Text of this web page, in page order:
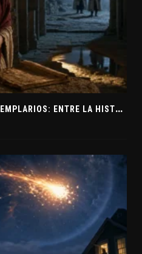
M
ARÍA MAGDALENA Y LOS TEMPLARIOS: ENTRE LA HISTORIA Y EL MISTERIO